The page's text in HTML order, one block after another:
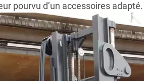
pourvu d’un accessoires adapté.